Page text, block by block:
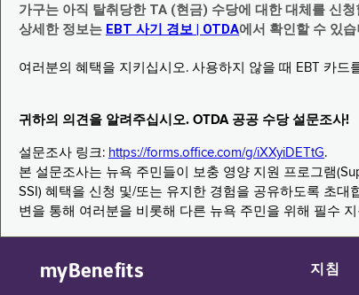
가구는 아직 탈취당한 TA (현금) 수당에 대한 대체를 신청
상세한 정보는 EBT 사기 경보 | OTDA에서 확인할 수 있습
여러분의 혜택을 지키십시오. 사용하지 않을 때 EBT 카드
귀하의 의견을 알려주십시오. OTDA 공공 수당 설문조사!
설문조사 링크: https://forms.office.com/g/iXXyiDETtG.
본 설문조사는 뉴욕 주민들이 보충 영양 지원 프로그램
SSI) 혜택을 신청 및/또는 유지한 경험을 공유하도록 초
변을 통해 여러분을 비롯해 다른 뉴욕 주민을 위해 필수
myBenefits 지침